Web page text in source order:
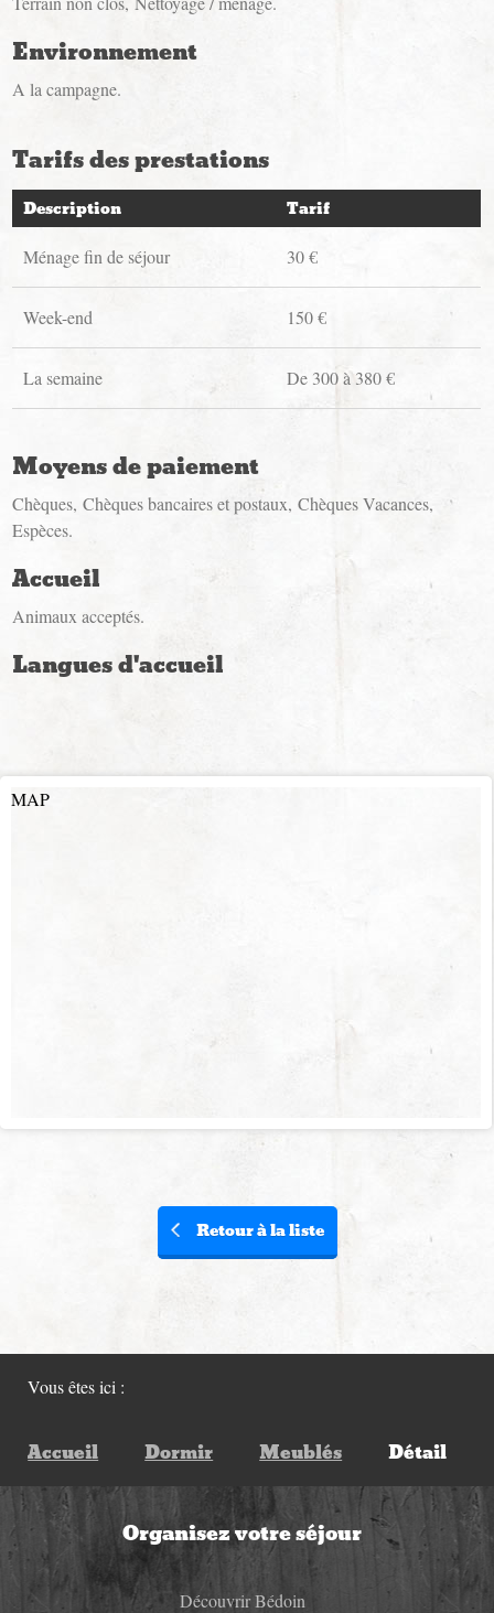
Environnement
A la campagne
Tarifs des prestations
Description Tarif
Ménage fin de séjour 30 €
Week-end 150 €
La semaine De 300 à 380 €
Moyens de paiement
Chèques Chèques bancaires et postaux Chèques Vacances
Espèces
Accueil
Animaux acceptés
Langues d'accueil
MAP
Retour à la liste
Vous êtes ici :
Accueil Dormir Meublés Détail
Organisez votre séjour
Découvrir Bédoin